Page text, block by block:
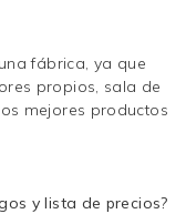
fábrica, ya que
propios, sala de
mejores productos
y lista de precios?